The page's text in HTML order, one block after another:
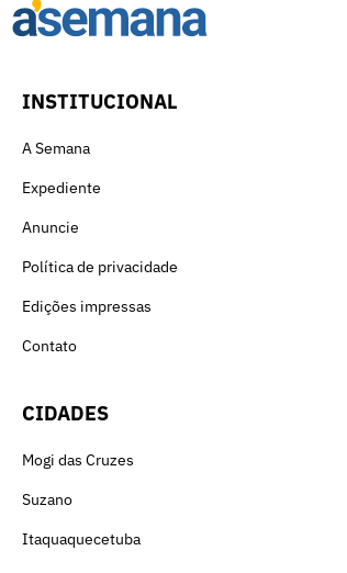
INSTITUCIONAL
A Semana
Expediente
Anuncie
Política de privacidade
Edições impressas
Contato
CIDADES
Mogi das Cruzes
Suzano
Itaquaquecetuba